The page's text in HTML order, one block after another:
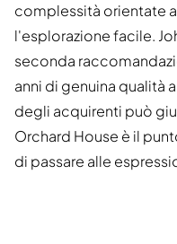
complessità orientate
l'esplorazione facile.
seconda
anni di genuina qualità
degli acquirenti può
Orchard House è il
di passare alle